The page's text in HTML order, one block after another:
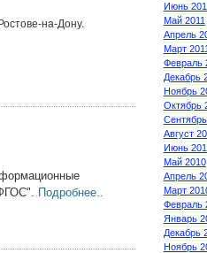
на-Дону.
Подробнее..
Июнь
Май 2011
Апрель
Март 2011
Февраль
Декабрь
Ноябрь
Октябрь
Август
Июнь
Май 2010
Апрель
Март
Февраль
Январь
Декабрь
Ноябрь